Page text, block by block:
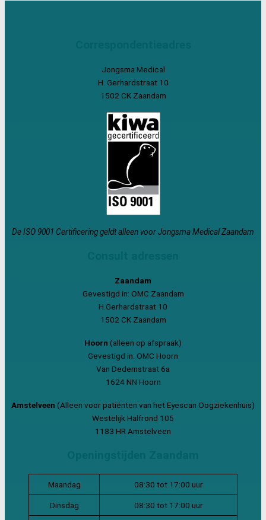
Jongsma Medical
H. Gerhardstraat 10
1502 CK Zaandam
De ISO 9001 Certificering geldt alleen voor Jongsma Medical Zaandam
Zaandam
Gevestigd in: OMC Zaandam
H.Gerhardstraat 10
1502 CK Zaandam
Hoorn (alleen op afspraak)
Gevestigd in: OMC Hoorn
Van Dedemstraat 6a
1624 NN Hoorn
Amstelveen (Alleen voor patiënten van het Eyescan Oogziekenhuis)
Westelijk Halfrond 105
1183 HR Amstelveen
Maandag 08:30 tot 17:00 uur
Dinsdag 08:30 tot 17:00 uur